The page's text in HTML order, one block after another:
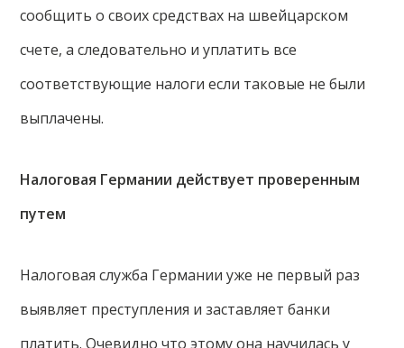
сообщить о своих средствах на швейцарском
счете, а следовательно и уплатить все
соответствующие налоги если таковые не были
выплачены.
Налоговая Германии действует проверенным
путем
Налоговая служба Германии уже не первый раз
выявляет преступления и заставляет банки
платить. Очевидно что этому она научилась у